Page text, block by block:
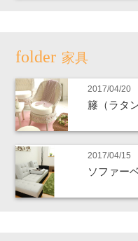
家具
2017/04/20
籐（ラタ
2017/04/15
ソファー